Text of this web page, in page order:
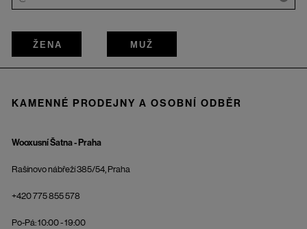
ŽENA MUŽ
KAMENNÉ PRODEJNY A OSOBNÍ ODBĚR
Wooxusní Šatna - Praha
Rašínovo nábřeží 385/54, Praha
+420 775 855 578
Po-Pá: 10:00 - 19:00